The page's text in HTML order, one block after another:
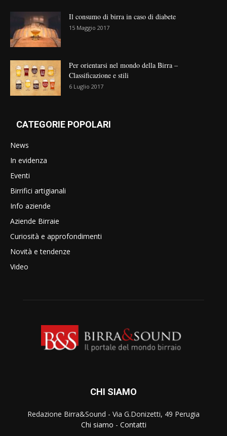
Il consumo di birra in caso di diabete
15 Maggio 2017
Per orientarsi nel mondo della Birra –
Classificazione e stili
6 Luglio 2017
CATEGORIE POPOLARI
News
In evidenza
Eventi
Birrifici artigianali
Info aziende
Aziende Birraie
Curiosità e approfondimenti
Novità e tendenze
Video
CHI SIAMO
Redazione Birra&Sound - Via G.Donizetti, 49 Perugia
Chi siamo - Contatti